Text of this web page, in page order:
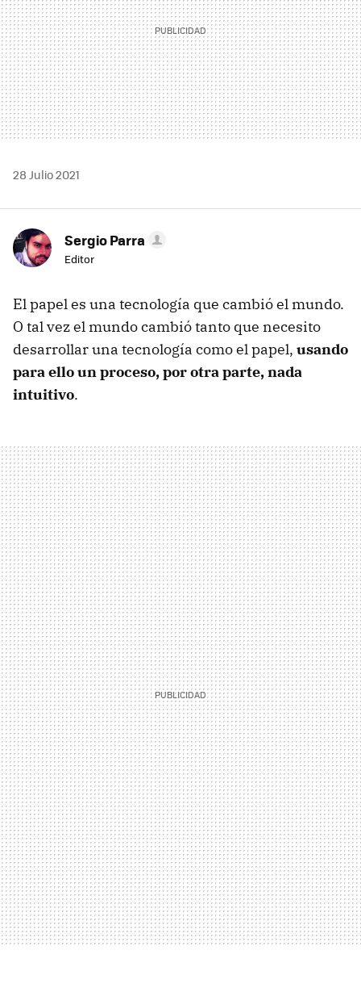
28 Julio 2021
Sergio Parra
Editor
El papel es una tecnología que cambió el mundo.
O tal vez el mundo cambió tanto que necesito
desarrollar una tecnología como el papel, usando
para ello un proceso, por otra parte, nada
intuitivo.